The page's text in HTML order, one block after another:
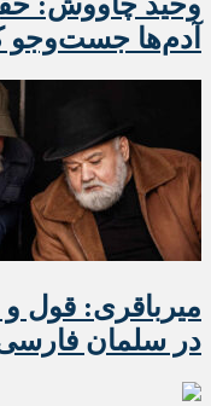
آدم‌ها جست‌وجو
میرباقری: قول و
در سلمان